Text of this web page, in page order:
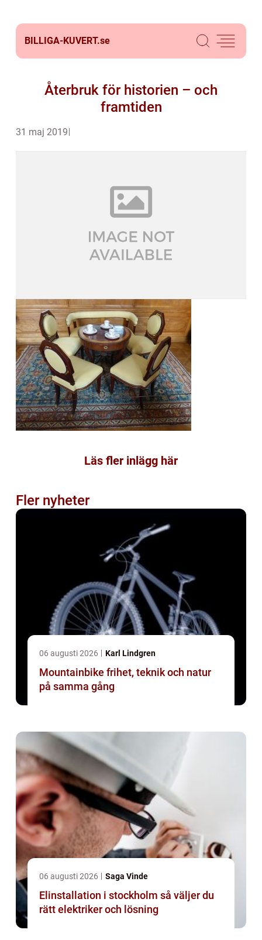
BILLIGA-KUVERT.se
Återbruk för historien – och
framtiden
31 maj 2019
Läs fler inlägg här
Fler nyheter
06 augusti 2026 Karl Lindgren
Mountainbike frihet, teknik och natur
på samma gång
06 augusti 2026 Saga Vinde
Elinstallation i stockholm så väljer du
rätt elektriker och lösning